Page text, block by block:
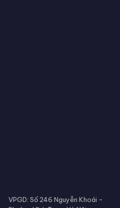
VPGD: Số 246 Nguyễn Khoái -